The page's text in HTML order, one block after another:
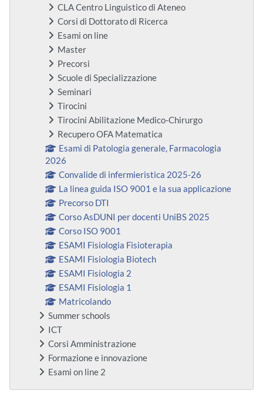
CLA Centro Linguistico di Ateneo
Corsi di Dottorato di Ricerca
Esami on line
Master
Precorsi
Scuole di Specializzazione
Seminari
Tirocini
Tirocini Abilitazione Medico-Chirurgo
Recupero OFA Matematica
Esami di Patologia generale, Farmacologia
2026
Convalide di infermieristica 2025-26
La linea guida ISO 9001 e la sua applicazione
Precorso DTI
Corso AsDUNI per docenti UniBS 2025
Corso ISO 9001
ESAMI Fisiologia Fisioterapia
ESAMI Fisiologia Biotech
ESAMI Fisiologia 2
ESAMI Fisiologia 1
Matricolando
Summer schools
ICT
Corsi Amministrazione
Formazione e innovazione
Esami on line 2